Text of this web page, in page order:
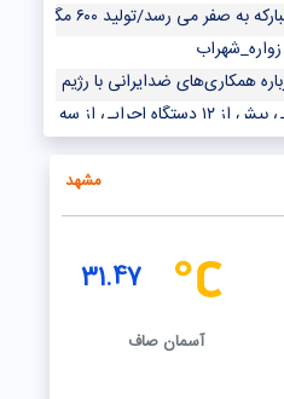
۶۰۰ مگاوات برق تجدیدپذیر با نیروگاه خورشیدی
همکاری‌های ضدایرانی با رژیم
از سه‌شنبه
مشهد
31.47
آسمان صاف